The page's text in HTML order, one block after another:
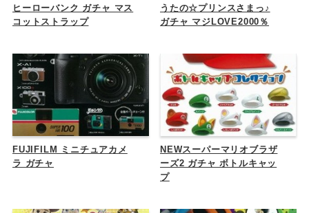
ヒーローバンク ガチャ マス
コットストラップ
うたの☆プリンスさまっ♪
ガチャ マジLOVE2000％
FUJIFILM ミニチュアカメ
ラ ガチャ
NEWスーパーマリオブラザ
ーズ2 ガチャ ボトルキャッ
プ